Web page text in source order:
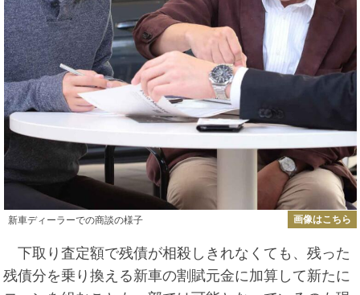
新車ディーラーでの商談の様子 画像はこちら
下取り査定額で残債が相殺しきれなくても、残った
残債分を乗り換える新車の割賦元金に加算して新たに